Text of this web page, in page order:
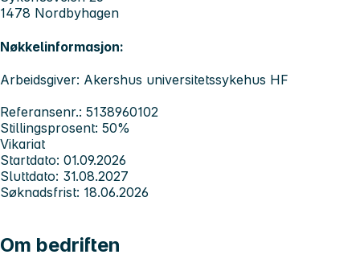
1478 Nordbyhagen
Nøkkelinformasjon:
Arbeidsgiver: Akershus universitetssykehus HF
Referansenr.: 5138960102
Stillingsprosent: 50%
Vikariat
Startdato: 01.09.2026
Sluttdato: 31.08.2027
Søknadsfrist: 18.06.2026
Om bedriften